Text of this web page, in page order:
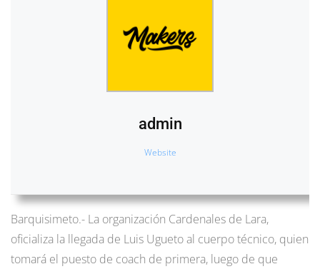
admin
Website
Barquisimeto.- La organización Cardenales de Lara,
oficializa la llegada de Luis Ugueto al cuerpo técnico, quien
tomará el puesto de coach de primera, luego de que